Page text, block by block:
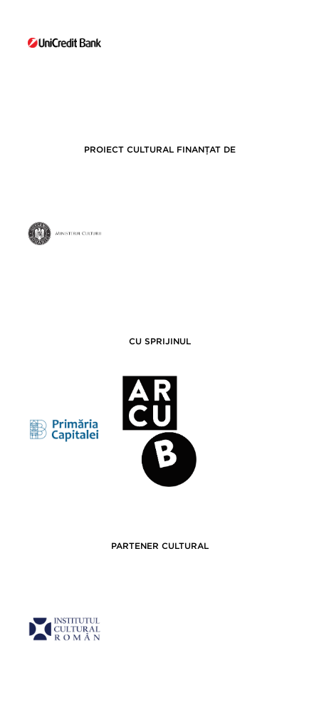
PROIECT CULTURAL FINANȚAT DE
CU SPRIJINUL
PARTENER CULTURAL